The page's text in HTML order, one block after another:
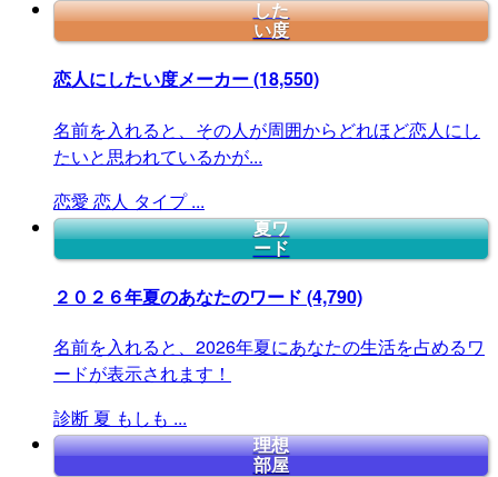
した
い度
恋人にしたい度メーカー(18,550)
名前を入れると、その人が周囲からどれほど恋人にし
たいと思われているかが...
恋愛 恋人 タイプ ...
夏ワ
ード
２０２６年夏のあなたのワード (4,790)
名前を入れると、2026年夏にあなたの生活を占めるワ
ードが表示されます！
診断 夏 もしも ...
理想
部屋